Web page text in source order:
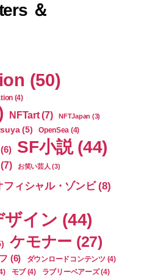
＆
(50)
(4)
NFTart(7) NFTJapan (3)
(5) OpenSea (4)
SF小説(44)
お笑い芸人 (3)
フィシャル・ゾンビ(8)
ザイン (44)
ケモナー (27)
(6) ダウンロードコンテンツ(4)
モブ(4) ラブリーベアーズ(4)